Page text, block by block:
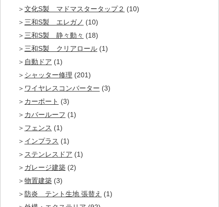
文化S製 マドマスタータップ２ (10)
三和S製 エレガノ (10)
三和S製 静々動々 (18)
三和S製 クリアロール (1)
自動ドア (1)
シャッター修理 (201)
ワイヤレスコンバーター (3)
カーポート (3)
カバールーフ (1)
フェンス (1)
インプラス (1)
ステンレスドア (1)
ガレージ建築 (2)
物置建築 (3)
防炎 テント生地 張替え (1)